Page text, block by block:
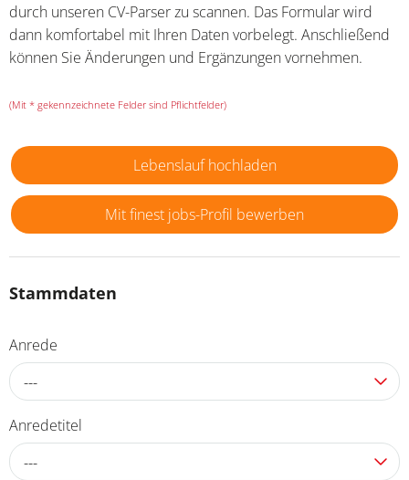
durch unseren CV-Parser zu scannen. Das Formular wird
dann komfortabel mit Ihren Daten vorbelegt. Anschließend
können Sie Änderungen und Ergänzungen vornehmen.
(Mit * gekennzeichnete Felder sind Pflichtfelder)
Lebenslauf hochladen
Mit finest jobs-Profil bewerben
Stammdaten
Anrede
---
Anredetitel
---